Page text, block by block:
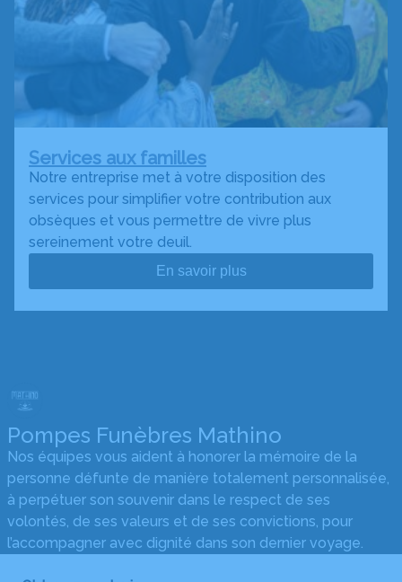
Services aux familles
Notre entreprise met à votre disposition des
services pour simplifier votre contribution aux
obsèques et vous permettre de vivre plus
sereinement votre deuil.
En savoir plus
Pompes Funèbres Mathino
Nos équipes vous aident à honorer la mémoire de la
personne défunte de manière totalement personnalisée,
à perpétuer son souvenir dans le respect de ses
volontés, de ses valeurs et de ses convictions, pour
l’accompagner avec dignité dans son dernier voyage.